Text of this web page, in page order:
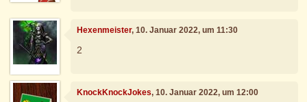
Hexenmeister, 10. Januar 2022, um 11:30
2
KnockKnockJokes, 10. Januar 2022, um 12:00